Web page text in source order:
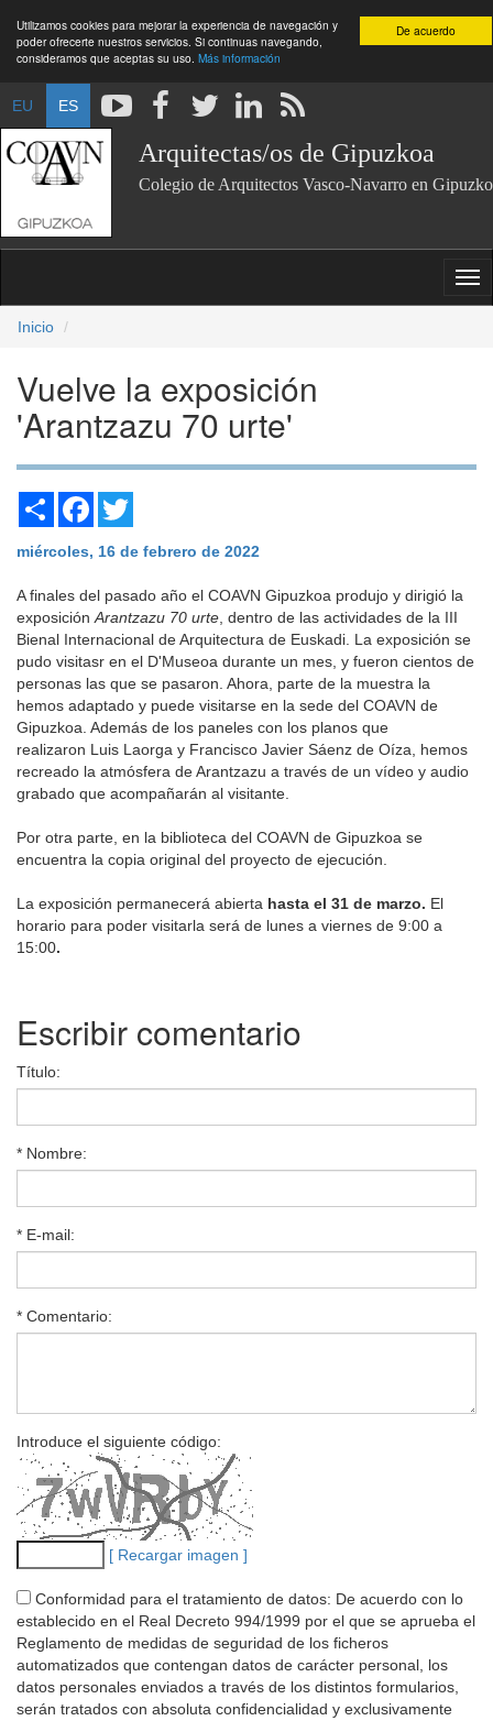
De acuerdo
Utilizamos cookies para mejorar la experiencia de navegación y
poder ofrecerte nuestros servicios. Si continuas navegando,
consideramos que aceptas su uso. Más información
EU ES
Arquitectas/os de Gipuzkoa
Colegio de Arquitectos Vasco-Navarro en
Inicio
Vuelve la exposición
'Arantzazu 70 urte'
Share Facebook
miércoles, 16 de febrero de 2022
A finales del pasado año el COAVN Gipuzkoa produjo y dirigió la
exposición Arantzazu 70 urte , dentro de las actividades de la III
Bienal Internacional de Arquitectura de Euskadi. La exposición se
pudo visitasr en el D'Museoa durante un mes, y fueron cientos de
personas las que se pasaron. Ahora, parte de la muestra la
hemos adaptado y puede visitarse en la sede del COAVN de
Gipuzkoa. Además de los paneles con los planos que
realizaron Luis Laorga y Francisco Javier Sáenz de Oíza, hemos
recreado la atmósfera de Arantzazu a través de un vídeo y audio
grabado que acompañarán al visitante.
Por otra parte, en la biblioteca del COAVN de Gipuzkoa se
encuentra la copia original del proyecto de ejecución.
La exposición permanecerá abierta hasta el 31 de marzo. El
horario para poder visitarla será de lunes a viernes de 9:00 a
15:00.
Escribir comentario
Título:
* Nombre:
* E-mail:
* Comentario:
Introduce el siguiente código:
[ Recargar imagen ]
Conformidad para el tratamiento de datos: De acuerdo con lo
establecido en el Real Decreto 994/1999 por el que se aprueba el
Reglamento de medidas de seguridad de los ficheros
automatizados que contengan datos de carácter personal, los
datos personales enviados a través de los distintos formularios,
serán tratados con absoluta confidencialidad y exclusivamente